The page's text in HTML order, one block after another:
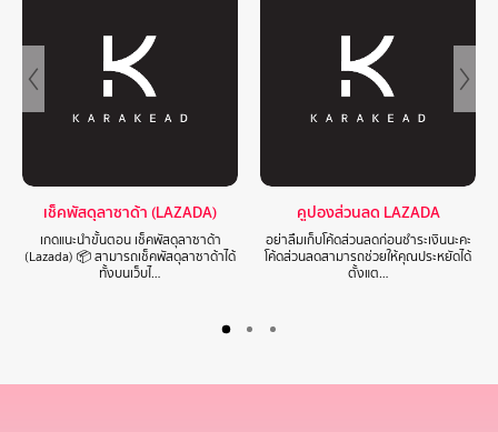
เช็คพัสดุลาซาด้า (LAZADA)
เกดแนะนำขั้นตอน เช็คพัสดุลาซาด้า
(Lazada) 📦 สามารถเช็คพัสดุลาซาด้าได้
ทั้งบนเว็บไ…
คูปองส่วนลด LAZADA
อย่าลืมเก็บโค้ดส่วนลดก่อนชำระเงินนะคะ
โค้ดส่วนลดสามารถช่วยให้คุณประหยัดได้
ตั้งแต…